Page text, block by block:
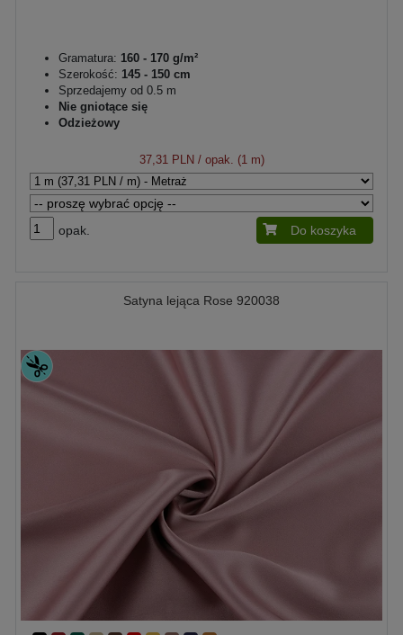
Gramatura: 160 - 170 g/m²
Szerokość: 145 - 150 cm
Sprzedajemy od 0.5 m
Nie gniotące się
Odzieżowy
37,31 PLN/ opak. (1 m)
opak. Do koszyka
Satyna lejąca Rose 920038